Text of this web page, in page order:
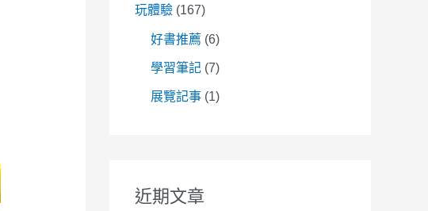
玩體驗 (167)
好書推薦 (6)
學習筆記 (7)
展覽記事 (1)
近期文章